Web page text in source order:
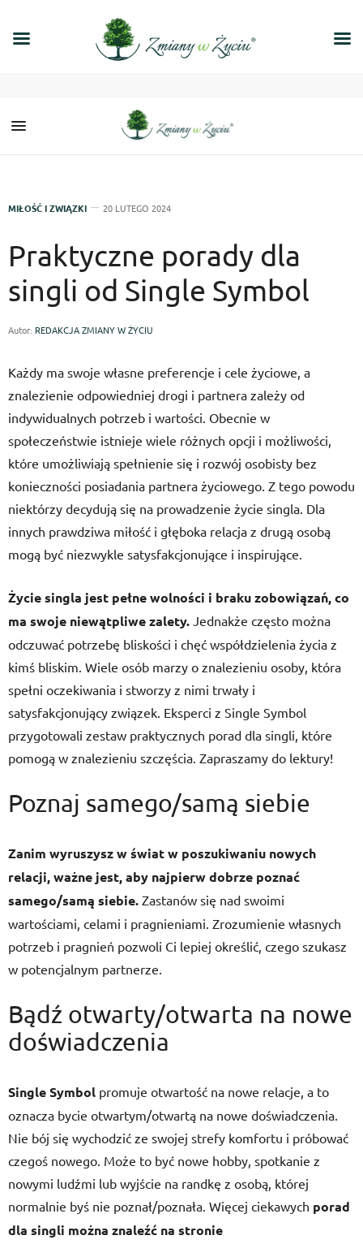
MIŁOŚĆ I ZWIĄZKI 20 LUTEGO 2024
Praktyczne porady dla
singli od Single Symbol
Autor: REDAKCJA ZMIANY W ŻYCIU
Każdy ma swoje własne preferencje i cele życiowe, a
znalezienie odpowiedniej drogi i partnera zależy od
indywidualnych potrzeb i wartości. Obecnie w
społeczeństwie istnieje wiele różnych opcji i możliwości,
które umożliwiają spełnienie się i rozwój osobisty bez
konieczności posiadania partnera życiowego. Z tego powodu
niektórzy decydują się na prowadzenie życie singla. Dla
innych prawdziwa miłość i głęboka relacja z drugą osobą
mogą być niezwykle satysfakcjonujące i inspirujące.
Życie singla jest pełne wolności i braku zobowiązań, co
ma swoje niewątpliwe zalety. Jednakże często można
odczuwać potrzebę bliskości i chęć współdzielenia życia z
kimś bliskim. Wiele osób marzy o znalezieniu osoby, która
spełni oczekiwania i stworzy z nimi trwały i
satysfakcjonujący związek. Eksperci z Single Symbol
przygotowali zestaw praktycznych porad dla singli, które
pomogą w znalezieniu szczęścia. Zapraszamy do lektury!
Poznaj samego/samą siebie
Zanim wyruszysz w świat w poszukiwaniu nowych
relacji, ważne jest, aby najpierw dobrze poznać
samego/samą siebie. Zastanów się nad swoimi
wartościami, celami i pragnieniami. Zrozumienie własnych
potrzeb i pragnień pozwoli Ci lepiej określić, czego szukasz
w potencjalnym partnerze.
Bądź otwarty/otwarta na nowe
doświadczenia
Single Symbol promuje otwartość na nowe relacje, a to
oznacza bycie otwartym/otwartą na nowe doświadczenia.
Nie bój się wychodzić ze swojej strefy komfortu i próbować
czegoś nowego. Może to być nowe hobby, spotkanie z
nowymi ludźmi lub wyjście na randkę z osobą, której
normalnie byś nie poznał/poznała. Więcej ciekawych porad
dla singli można znaleźć na stronie